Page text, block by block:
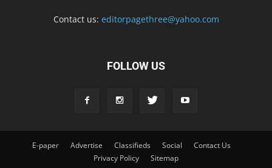
Contact us: editorpagethree@yahoo.com
FOLLOW US
E-paper Advertise Classifieds Social
Contact Us
Privacy Policy
Sitemap